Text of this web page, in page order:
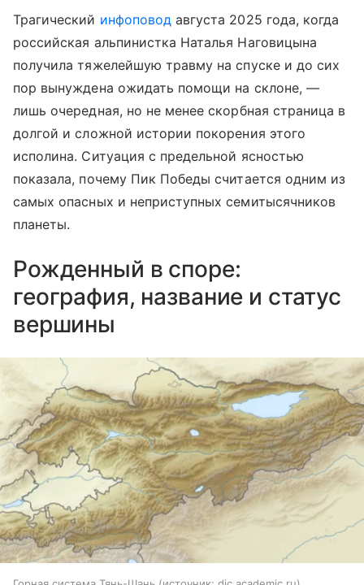
Трагический инфоповод августа 2025 года, когда
российская альпинистка Наталья Наговицына
получила тяжелейшую травму на спуске и до сих
пор вынуждена ожидать помощи на склоне, —
лишь очередная, но не менее скорбная страница в
долгой и сложной истории покорения этого
исполина. Ситуация с предельной ясностью
показала, почему Пик Победы считается одним из
самых опасных и неприступных семитысячников
планеты.
Рожденный в споре:
география, название и статус
вершины